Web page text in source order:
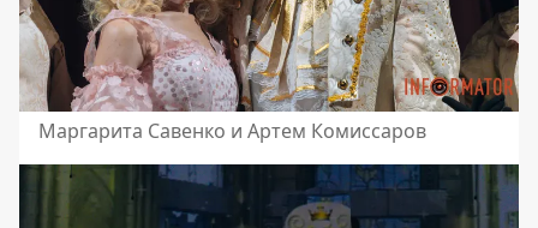
Маргарита Савенко и Артем Комиссаров